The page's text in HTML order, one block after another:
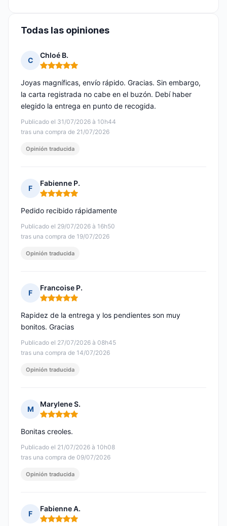
Todas las opiniones
C
Chloé B.
Nota: 5 de 5
Publicado el 31/07/2026 à 10h44
tras una compra de 21/07/2026
Joyas magníficas, envío rápido. Gracias. Sin embargo,
la carta registrada no cabe en el buzón. Debí haber
elegido la entrega en punto de recogida.
Opinión traducida
F
Fabienne P.
Nota: 5 de 5
Publicado el 29/07/2026 à 16h50
tras una compra de 19/07/2026
Pedido recibido rápidamente
Opinión traducida
F
Francoise P.
Nota: 5 de 5
Publicado el 27/07/2026 à 08h45
tras una compra de 14/07/2026
Rapidez de la entrega y los pendientes son muy
bonitos. Gracias
Opinión traducida
M
Marylene S.
Nota: 5 de 5
Publicado el 21/07/2026 à 10h08
tras una compra de 09/07/2026
Bonitas creoles.
Opinión traducida
F
Fabienne A.
Nota: 5 de 5